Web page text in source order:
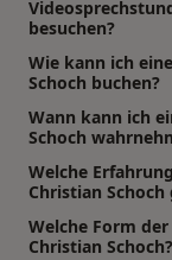
besuchen?
Wie kann ich
Schoch buchen?
Wann kann ich
Schoch
Welche
Christian Schoch
Welche Form
Christian Schoch?